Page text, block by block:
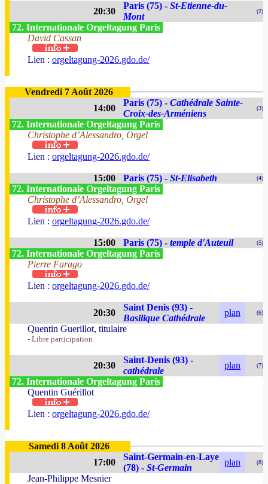
20:30
Paris (75) - St-Etienne-du-
Mont
(2)
72. Internationale Orgeltagung Paris
David Cassan
Lien : orgeltagung-2026.gdo.de/
Vendredi 7 Août 2026
14:00
Paris (75) - Cathédrale Sainte-
Croix-des-Arméniens
(3)
72. Internationale Orgeltagung Paris
Christophe d’Alessandro, Orgel
Lien : orgeltagung-2026.gdo.de/
15:00 Paris (75) - St-Elisabeth (4)
72. Internationale Orgeltagung Paris
Christophe d’Alessandro, Orgel
Lien : orgeltagung-2026.gdo.de/
15:00 Paris (75) - temple d'Auteuil (5)
72. Internationale Orgeltagung Paris
Pierre Farago
Lien : orgeltagung-2026.gdo.de/
20:30
Saint Denis (93) -
Basilique Cathédrale
plan (6)
Quentin Guerillot, titulaire
- Libre participation
20:30
Saint-Denis (93) -
cathédrale
plan (7)
72. Internationale Orgeltagung Paris
Quentin Guérillot
Lien : orgeltagung-2026.gdo.de/
Samedi 8 Août 2026
17:00
Saint-Germain-en-Laye
(78) - St-Germain
plan (8)
Jean-Philippe Mesnier